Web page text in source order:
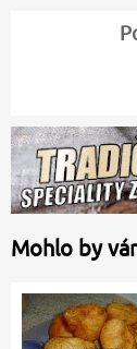
Mohlo by